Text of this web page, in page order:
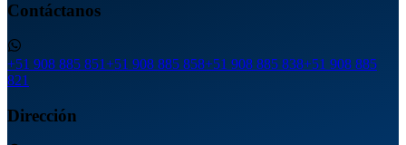
Contáctanos
+51 908 885 851+51 908 885 858+51 908 885 838+51 908 885
821
Dirección